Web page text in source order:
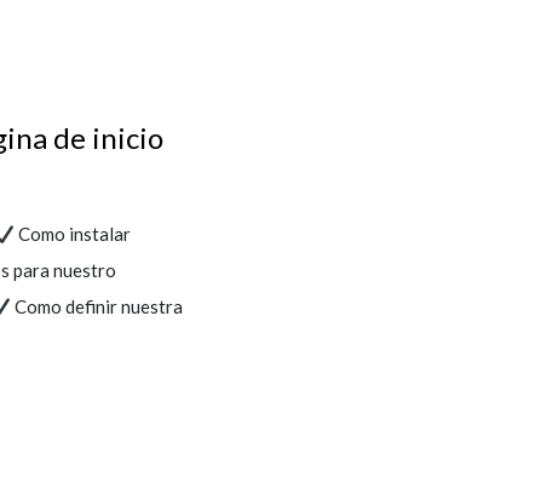
de inicio
Como instalar
para nuestro
Como definir nuestra